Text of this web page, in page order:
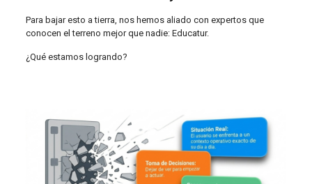
Para bajar esto a tierra, nos hemos aliado con expertos que
conocen el terreno mejor que nadie: Educatur.
¿Qué estamos logrando?